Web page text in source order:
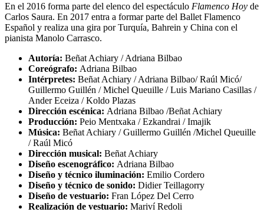
En el 2016 forma parte del elenco del espectáculo Flamenco Hoy de
Carlos Saura. En 2017 entra a formar parte del Ballet Flamenco
Español y realiza una gira por Turquía, Bahrein y China con el
pianista Manolo Carrasco.
Autoría: Beñat Achiary / Adriana Bilbao
Coreógrafo: Adriana Bilbao
Intérpretes: Beñat Achiary / Adriana Bilbao/ Raúl Micó/
Guillermo Guillén / Michel Queuille / Luis Mariano Casillas /
Ander Eceiza / Koldo Plazas
Dirección escénica: Adriana Bilbao /Beñat Achiary
Producción: Peio Mentxaka / Ezkandrai / Imajik
Música: Beñat Achiary / Guillermo Guillén /Michel Queuille
/ Raúl Micó
Dirección musical: Beñat Achiary
Diseño escenográfico: Adriana Bilbao
Diseño y técnico iluminación: Emilio Cordero
Diseño y técnico de sonido: Didier Teillagorry
Diseño de vestuario: Fran López Del Cerro
Realización de vestuario: Mariví Redoli